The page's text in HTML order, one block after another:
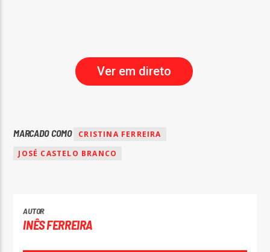
Ver em direto
MARCADO COMO
CRISTINA FERREIRA
JOSÉ CASTELO BRANCO
AUTOR
INÊS FERREIRA